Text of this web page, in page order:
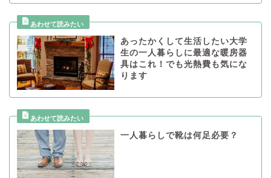
あったかくして生活したい大学
生の一人暮らしに最適な暖房器
具はこれ！でも光熱費も気にな
ります
一人暮らしで靴は何足必要？